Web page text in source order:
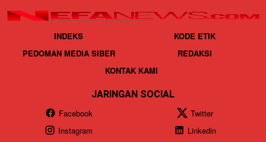
INDEKS
KODE ETIK
PEDOMAN MEDIA SIBER
REDAKSI
KONTAK KAMI
JARINGAN SOCIAL
Facebook
Twitter
Instagram
Linkedin